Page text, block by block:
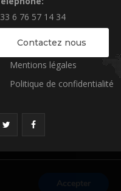
6 76 57 14 34
Contactez nous
Mentions légales
Politique de confidentialité
Accepter